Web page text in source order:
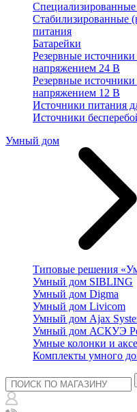
Стабилизированные
питания
Батарейки
Резервные
напряжением 24 В
Резервные
напряжением 12 В
Источники питания
Источники
Умный дом
Типовые решения
Умный дом SIBLING
Умный дом Digma
Умный дом Livicom
Умный дом Ajax
Умный дом АСКУЭ
Умные колонки и
Комплекты умного